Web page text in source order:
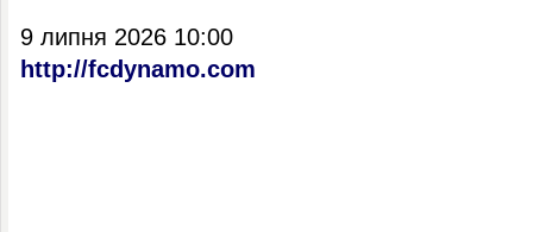
9 липня 2026 10:00
http://fcdynamo.com